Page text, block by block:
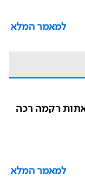
למאמר המלא
רקמה רכה
למאמר המלא